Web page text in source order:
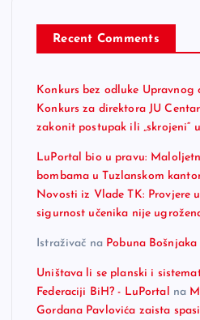
Recent Comments
Konkurs bez odluke Upravnog
Konkurs za direktora JU
zakonit postupak ili „skrojeni“
LuPortal bio u pravu:
bombama u Tuzlanskom
Novosti iz Vlade TK: Provjere
sigurnost učenika nije
Istraživač na Pobuna Bošnjaka
Uništava li se planski i
Federaciji BiH? - LuPortal na
Gordana Pavlovića zaista